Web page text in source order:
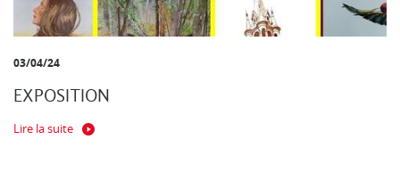
03/04/24
EXPOSITION
Lire la suite